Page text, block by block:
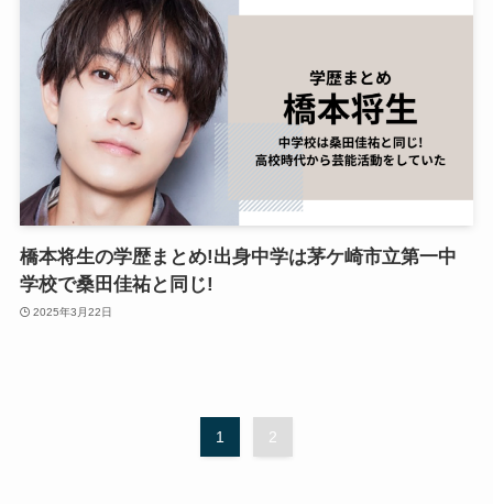
橋本将生の学歴まとめ!出身中学は茅ケ崎市立第一中
学校で桑田佳祐と同じ!
2025年3月22日
1 2